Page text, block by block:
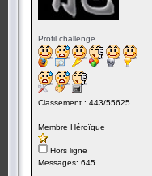
Profil challenge
Classement : 443/55625
Membre Héroïque
Hors ligne
Messages: 645